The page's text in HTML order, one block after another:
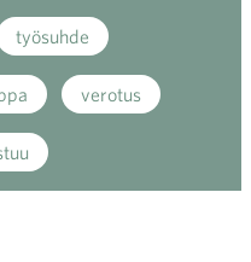
työsuhde
verotus